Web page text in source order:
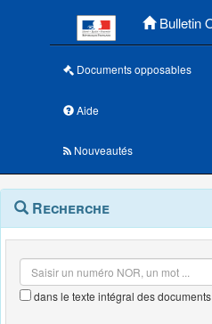
Bulletin
Documents opposables
Aide
Nouveautés
Navigation
outils
Menu
contextuel
Recherche
dans le texte intégral des documents